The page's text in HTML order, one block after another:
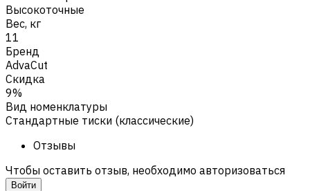
Высокоточные
Вес, кг
11
Бренд
AdvaCut
Скидка
9%
Вид номенклатуры
Стандартные тиски (классические)
Отзывы
Чтобы оставить отзыв, необходимо авторизоваться
Войти